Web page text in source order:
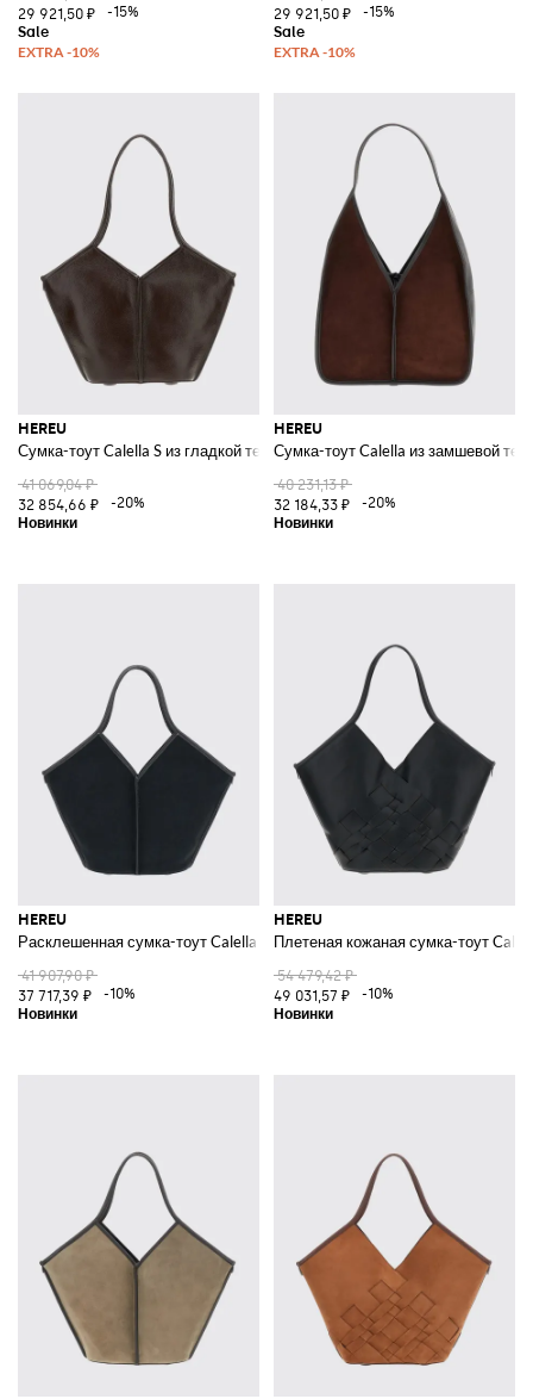
29 921,50 ₽
-15%
29 921,50 ₽
-15%
HEREU
Сумка-тоут Calella S из гладкой телячьей кожи с внутренним клатчем
41 069,04 ₽
32 854,66 ₽
-20%
HEREU
Сумка-тоут Calella из замшевой
40 231,13 ₽
32 184,33 ₽
-20%
HEREU
Расклешенная сумка-тоут Calella из канваса и кожи с двойной ручкой и
41 907,90 ₽
37 717,39 ₽
-10%
HEREU
Плетеная кожаная сумка-тоут
54 479,42 ₽
49 031,57 ₽
-10%